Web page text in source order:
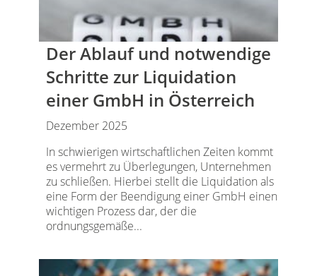
Der Ablauf und notwendige
Schritte zur Liquidation
einer GmbH in Österreich
Dezember 2025
In schwierigen wirtschaftlichen Zeiten kommt
es vermehrt zu Überlegungen, Unternehmen
zu schließen. Hierbei stellt die Liquidation als
eine Form der Beendigung einer GmbH einen
wichtigen Prozess dar, der die
ordnungsgemäße...